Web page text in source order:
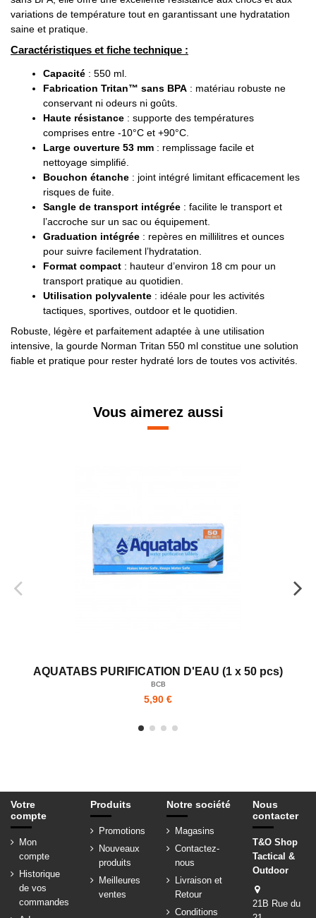
variations de température tout en garantissant une hydratation
saine et pratique.
Caractéristiques et fiche technique :
Capacité : 550 ml.
Fabrication Tritan™ sans BPA : matériau robuste ne
conservant ni odeurs ni goûts.
Haute résistance : supporte des températures
comprises entre -10°C et +90°C.
Large ouverture 53 mm : remplissage facile et
nettoyage simplifié.
Bouchon étanche : joint intégré limitant efficacement les
risques de fuite.
Sangle de transport intégrée : facilite le transport et
l’accroche sur un sac ou équipement.
Graduation intégrée : repères en millilitres et ounces
pour suivre facilement l’hydratation.
Format compact : hauteur d’environ 18 cm pour un
transport pratique au quotidien.
Utilisation polyvalente : idéale pour les activités
tactiques, sportives, outdoor et le quotidien.
Robuste, légère et parfaitement adaptée à une utilisation
intensive, la gourde Norman Tritan 550 ml constitue une solution
fiable et pratique pour rester hydraté lors de toutes vos activités.
Vous aimerez aussi
AQUATABS PURIFICATION D'EAU (1 x 50 pcs)
BCB
5,90 €
Votre
compte
Mon
compte
Historique
de vos
commandes
Produits
Promotions
Nouveaux
produits
Meilleures
ventes
Notre société
Magasins
Contactez-
nous
Livraison et
Retour
Conditions
Nous
contacter
T&O Shop
Tactical &
Outdoor
21B Rue du